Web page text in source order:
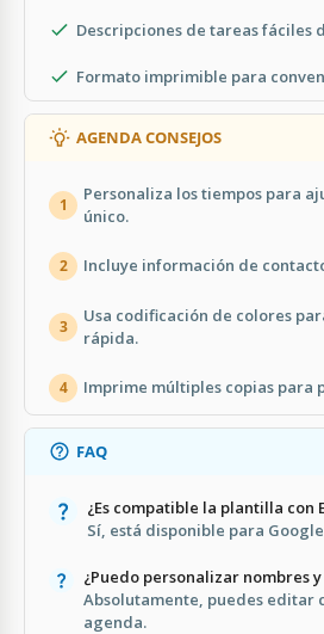
Descripciones de tareas fáciles
Formato imprimible para
AGENDA CONSEJOS
1
Personaliza los tiempos para
único.
2 Incluye información de
3
Usa codificación de colores
rápida.
4 Imprime múltiples copias para
FAQ
¿Es compatible la plantilla con
Sí, está disponible para
¿Puedo personalizar nombres
Absolutamente, puedes editar
agenda.